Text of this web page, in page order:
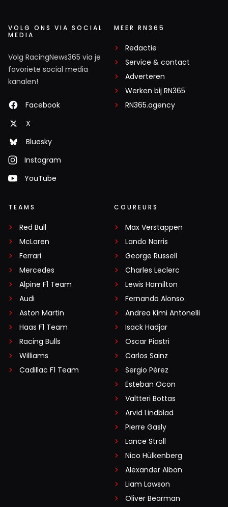
VOLG ONS VIA SOCIAL
MEDIA
Volg RacingNews365 via je
favoriete social media
kanalen!
Facebook
X
Bluesky
Instagram
YouTube
MEER RN365
Redactie
Service & contact
Adverteren
Werken bij RN365
RN365.agency
TEAMS
Red Bull
McLaren
Ferrari
Mercedes
Alpine F1 Team
Audi
Aston Martin
Haas F1 Team
Racing Bulls
Williams
Cadillac F1 Team
COUREURS
Max Verstappen
Lando Norris
George Russell
Charles Leclerc
Lewis Hamilton
Fernando Alonso
Andrea Kimi Antonelli
Isack Hadjar
Oscar Piastri
Carlos Sainz
Sergio Pérez
Esteban Ocon
Valtteri Bottas
Arvid Lindblad
Pierre Gasly
Lance Stroll
Nico Hülkenberg
Alexander Albon
Liam Lawson
Oliver Bearman